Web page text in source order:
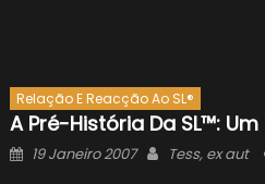
Relação E Reacção Ao SL®
A Pré-História Da SL™:
Posted
19 Janeiro 2007 Author
Tess, ex aut